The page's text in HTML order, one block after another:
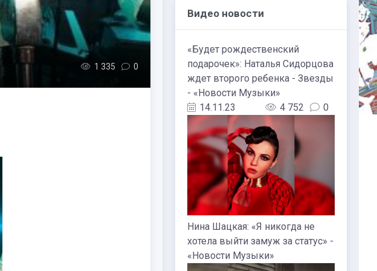
1 335 0
Видео новости
«Будет рождественский
подарочек»: Наталья Сидорцова
ждет второго ребенка - Звезды
- «Новости Музыки»
14.11.23
4 752 0
Нина Шацкая: «Я никогда не
хотела выйти замуж за статус» -
«Новости Музыки»